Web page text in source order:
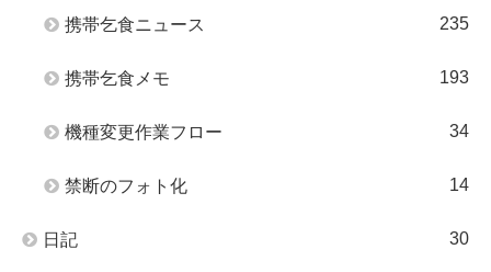
携帯乞食ニュース 235
携帯乞食メモ 193
機種変更作業フロー 34
禁断のフォト化 14
日記 30